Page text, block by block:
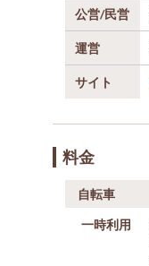
公営/民営
運営
サイト
料金
自転車
一時利用